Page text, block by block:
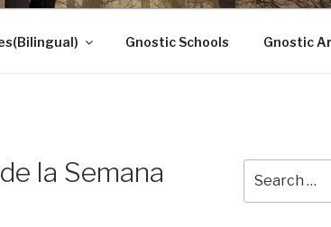
Gnostic Schools Gnostic
la Semana
for: